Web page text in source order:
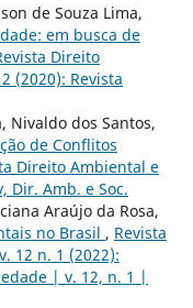
de Souza Lima,
em busca de
Direito
(2020): Revista
Nivaldo dos Santos,
de Conflitos
Direito Ambiental e
Dir. Amb. e Soc.
Araújo da Rosa,
no Brasil , Revista
12 n. 1 (2022):
| v. 12, n. 1 |